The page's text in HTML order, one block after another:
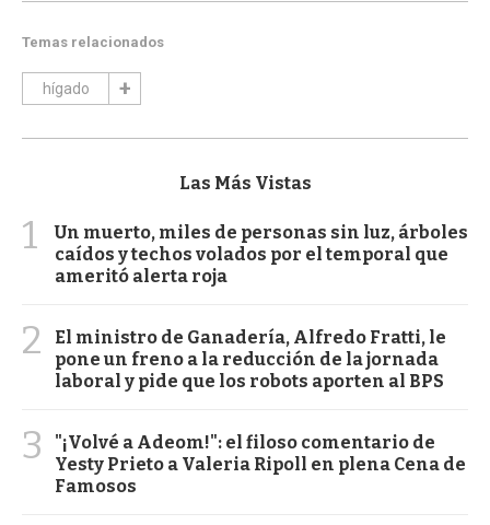
Temas relacionados
hígado
Las Más Vistas
1
Un muerto, miles de personas sin luz, árboles
caídos y techos volados por el temporal que
ameritó alerta roja
2
El ministro de Ganadería, Alfredo Fratti, le
pone un freno a la reducción de la jornada
laboral y pide que los robots aporten al BPS
3
"¡Volvé a Adeom!": el filoso comentario de
Yesty Prieto a Valeria Ripoll en plena Cena de
Famosos